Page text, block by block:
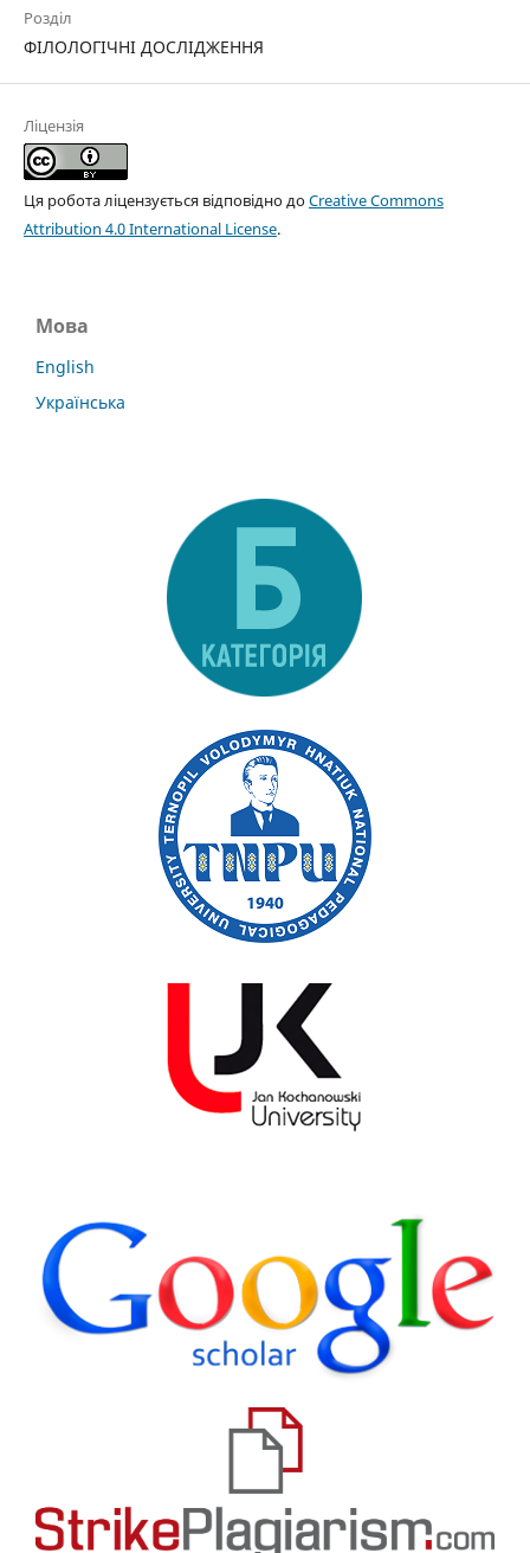
Розділ
ФІЛОЛОГІЧНІ ДОСЛІДЖЕННЯ
Ліцензія
Ця робота ліцензується відповідно доCreative Commons
Attribution 4.0 International License.
Мова
English
Українська